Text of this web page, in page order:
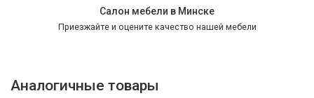
Салон мебели в Минске
Приезжайте и оцените качество нашей мебели
Аналогичные товары